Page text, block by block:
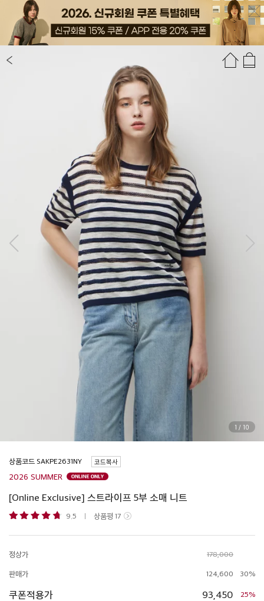
상품정보 추천상품
1 / 10
상품코드 코드복사
2026 SUMMER
[Online Exclusive] 스트라이프 5부 소매 니트
9.5 상품평 17
정상가 178,000
판매가 124,600 30%
쿠폰적용가 93,450 25%